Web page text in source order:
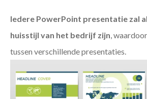
Iedere PowerPoint presentatie zal
huisstijl van het bedrijf zijn,
tussen verschillende presentaties.